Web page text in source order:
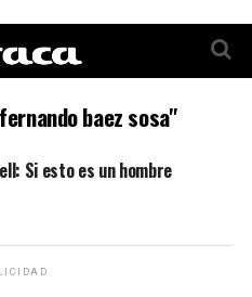
baez sosa"
Si esto es un hombre